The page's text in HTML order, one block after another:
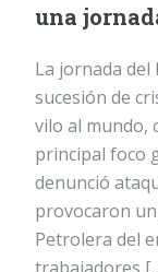
una
La jornada
sucesión de
vilo al mundo,
principal foco
denunció
provocaron
Petrolera del